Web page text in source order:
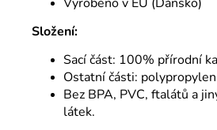
Složení:
Sací část: 100% přírodní
Ostatní části: polypropylen
Bez BPA, PVC, ftalátů a
látek.